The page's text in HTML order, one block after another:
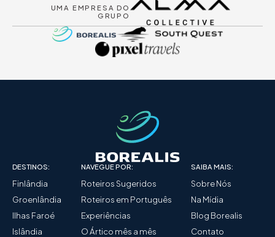
UMA EMPRESA DO
GRUPO
DESTINOS:
Finlândia
Groenlândia
Ilhas Faroé
Islândia
NAVEGUE POR:
Roteiros Sugeridos
Roteiros em Português
Experiências
O Ártico mês a mês
SAIBA MAIS:
Sobre Nós
Na Mídia
Blog Borealis
Contato